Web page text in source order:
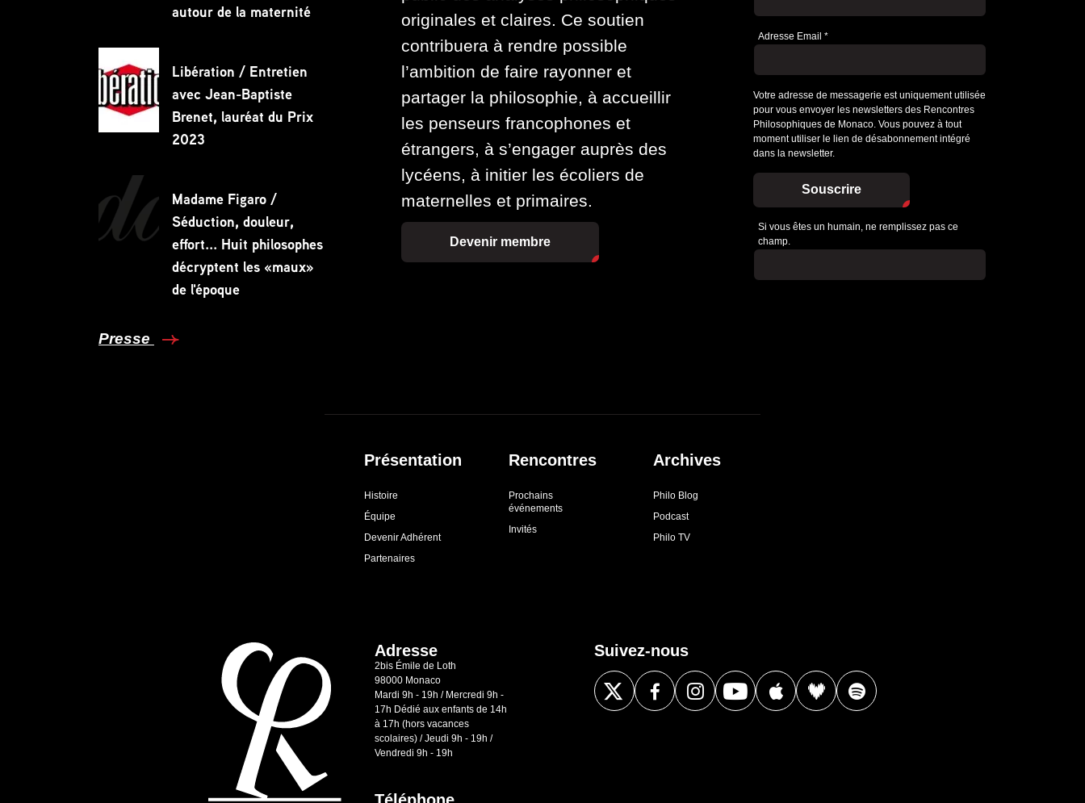
autour de la maternité
Libération / Entretien
avec Jean-Baptiste
Brenet, lauréat du Prix
2023
Madame Figaro /
Séduction, douleur,
effort... Huit philosophes
décryptent les «maux»
de l'époque
Presse
originales et claires. Ce soutien
contribuera à rendre possible
l’ambition de faire rayonner et
partager la philosophie, à accueillir
les penseurs francophones et
étrangers, à s’engager auprès des
lycéens, à initier les écoliers de
maternelles et primaires.
Devenir membre
Adresse Email *
Votre adresse de messagerie est uniquement utilisée
pour vous envoyer les newsletters des Rencontres
Philosophiques de Monaco. Vous pouvez à tout
moment utiliser le lien de désabonnement intégré
dans la newsletter.
Souscrire
Si vous êtes un humain, ne remplissez pas ce
champ.
Présentation
Histoire
Équipe
Devenir Adhérent
Partenaires
Rencontres
Prochains
événements
Invités
Archives
Philo Blog
Podcast
Philo TV
Adresse
2bis Émile de Loth
98000 Monaco
Mardi 9h - 19h / Mercredi 9h -
17h Dédié aux enfants de 14h
à 17h (hors vacances
scolaires) / Jeudi 9h - 19h /
Vendredi 9h - 19h
Suivez-nous